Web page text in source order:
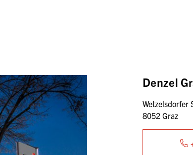
Denzel
Wetzelsdorfer
8052 Graz